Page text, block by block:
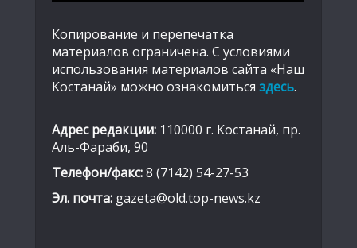
Копирование и перепечатка
материалов ограничена. С условиями
использования материалов сайта «Наш
Костанай» можно ознакомиться здесь.
Адрес редакции: 110000 г. Костанай, пр.
Аль-Фараби, 90
Телефон/факс:8 (7142) 54-27-53
Эл. почта: gazeta@old.top-news.kz